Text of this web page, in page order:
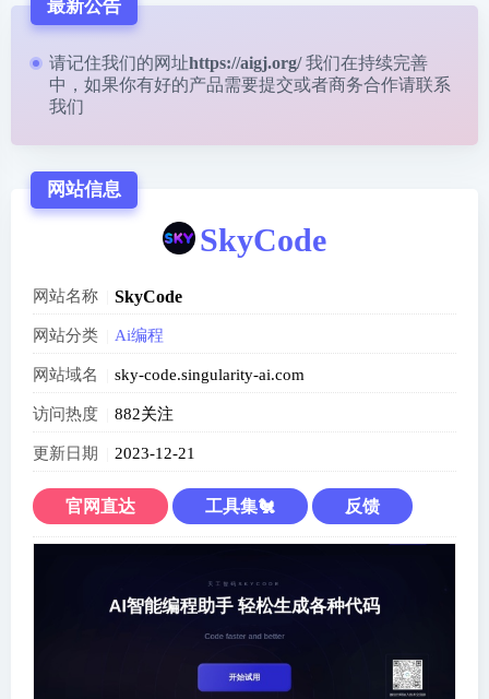
最新公告
请记住我们的网址https://aigj.org/ 我们在持续完善
中，如果你有好的产品需要提交或者商务合作请联系
我们
网站信息
SkyCode
网站名称 SkyCode
网站分类 Ai编程
网站域名 sky-code.singularity-ai.com
访问热度 882关注
更新日期 2023-12-21
官网直达 工具集🐔 反馈